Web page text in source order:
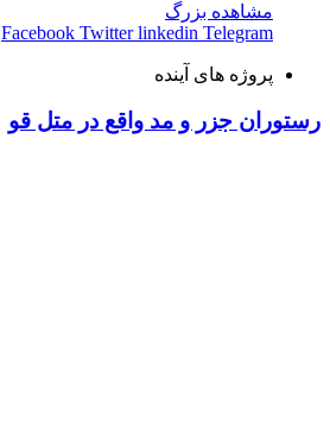
مشاهده بزرگ
Facebook Twitter linkedin Telegram
پروژه های آینده
رستوران جزر و مد واقع در متل قو